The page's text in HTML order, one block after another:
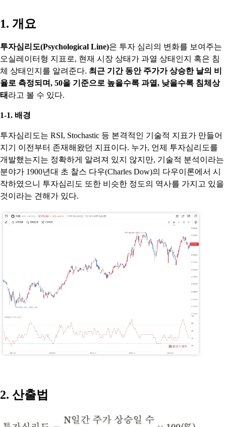
1. 개요
투자심리도(Psychological Line)은 투자 심리의 변화를 보여주는
오실레이터형 지표로, 현재 시장 상태가 과열 상태인지 혹은 침
체 상태인지를 알려준다. 최근 기간 동안 주가가 상승한 날의 비
율로 측정되며, 50을 기준으로 높을수록 과열, 낮을수록 침체상
태 라고 볼 수 있다.
1-1. 배경
투자심리도는 RSI, Stochastic 등 본격적인 기술적 지표가 만들어
지기 이전부터 존재해왔던 지표이다. 누가, 언제 투자심리도를
개발했는지는 정확하게 알려져 있지 않지만, 기술적 분석이라는
분야가 1900년대 초 찰스 다우(Charles Dow)의 다우이론에서 시
작하였으니 투자심리도 또한 비슷한 정도의 역사를 가지고 있을
것이라는 견해가 있다.
2. 산출법